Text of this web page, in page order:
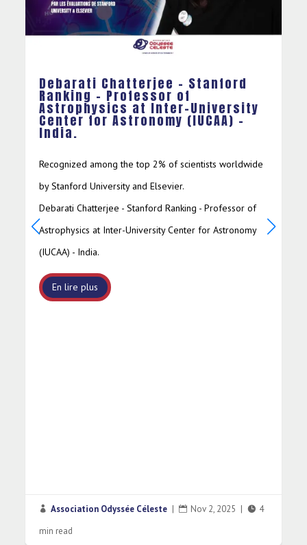
Debarati Chatterjee – Classement
Stanford – Professeure
d’astrophysique à Inter-
University Center for Astronomy
(IUCAA)- Inde.
Reconnu parmi les 2 % des meilleurs scientifiques au
monde par Stanford university et Elsevier.
Debarati Chatterjee - Classement Stanford -
Professeure d'astrophysique à Inter-University Center
for Astronomy (IUCAA)- Inde.
En lire plus
 Association Odyssée Céleste |  Oct 5, 2025 |  4
min read